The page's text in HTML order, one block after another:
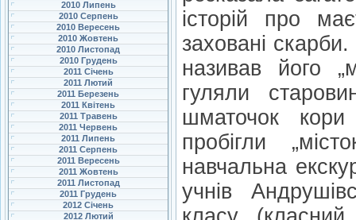
2010 Липень
2010 Серпень
2010 Вересень
2010 Жовтень
2010 Листопад
2010 Грудень
2011 Січень
2011 Лютий
2011 Березень
2011 Квітень
2011 Травень
2011 Червень
2011 Липень
2011 Серпень
2011 Вересень
2011 Жовтень
2011 Листопад
2011 Грудень
2012 Січень
2012 Лютий
історій про
заховані
називав його
гуляли
шматочок кори
пробігли
навчальна
учнів